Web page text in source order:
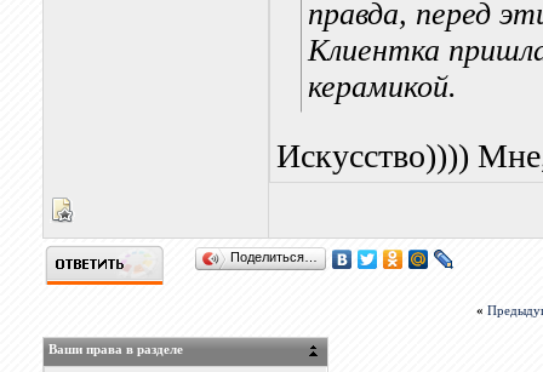
правда, перед
Клиентка
керамикой.
Искусство))))
Поделиться…
«
Ваши права в разделе